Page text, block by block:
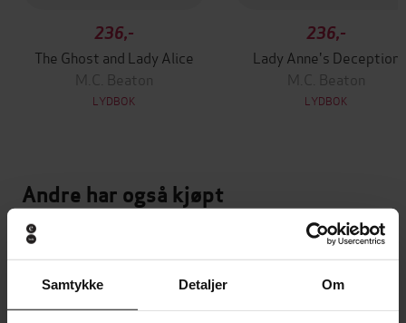
Samtykke Detaljer Om
236,-
The Ghost and Lady Alice
M.C. Beaton
LYDBOK
236,-
Lady Anne's Deception
M.C. Beaton
LYDBOK
Andre har også kjøpt
Premium